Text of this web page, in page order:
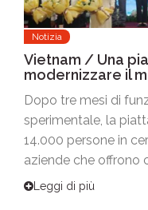
Notizia
Vietnam / Una
modernizzare il
Dopo tre mesi di
sperimentale, la
14.000 persone in
aziende che offrono
Leggi di più